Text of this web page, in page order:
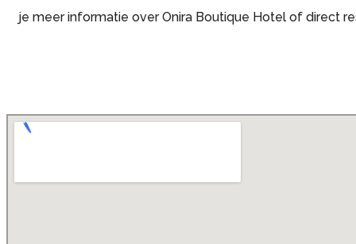
je meer informatie over Onira Boutique Hotel of direct